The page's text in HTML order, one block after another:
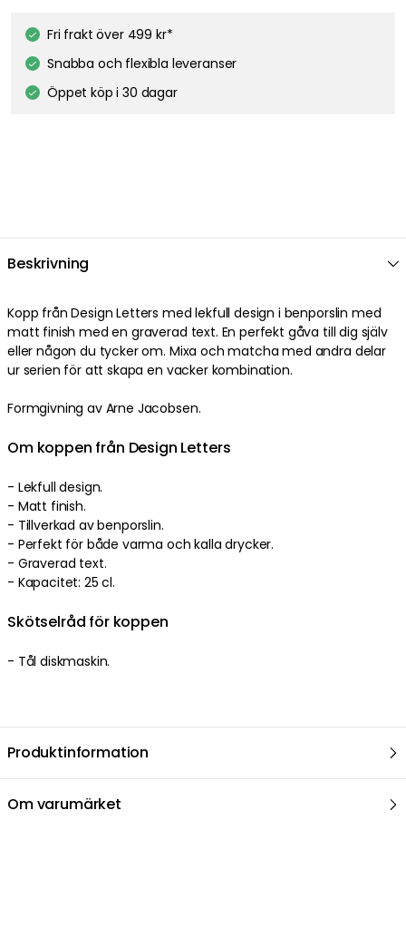
Fri frakt över 499 kr*
Snabba och flexibla leveranser
Öppet köp i 30 dagar
Beskrivning
Kopp från Design Letters med lekfull design i benporslin med
matt finish med en graverad text. En perfekt gåva till dig själv
eller någon du tycker om. Mixa och matcha med andra delar
ur serien för att skapa en vacker kombination.
Formgivning av Arne Jacobsen.
Om koppen från Design Letters
- Lekfull design.
- Matt finish.
- Tillverkad av benporslin.
- Perfekt för både varma och kalla drycker.
- Graverad text.
- Kapacitet: 25 cl.
Skötselråd för koppen
- Tål diskmaskin.
Produktinformation
Om varumärket